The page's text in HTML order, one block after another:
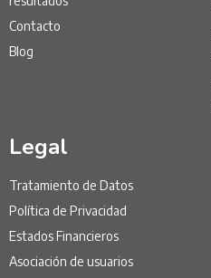
Contacto
Blog
Legal
Tratamiento de Datos
Política de Privacidad
Estados Financieros
Asociación de usuarios